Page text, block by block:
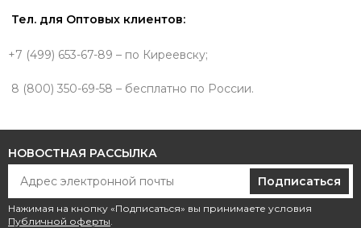
Тел. для Оптовых клиентов:
+7 (499) 653-67-89 – по Киреевску;
8 (800) 350-69-58 – бесплатно по России.
НОВОСТНАЯ РАССЫЛКА
Подписаться
Нажимая на кнопку «Подписаться» вы принимаете условия
Публичной оферты.